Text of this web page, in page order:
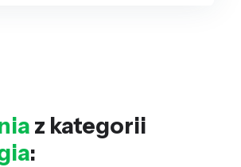
z kategorii
: